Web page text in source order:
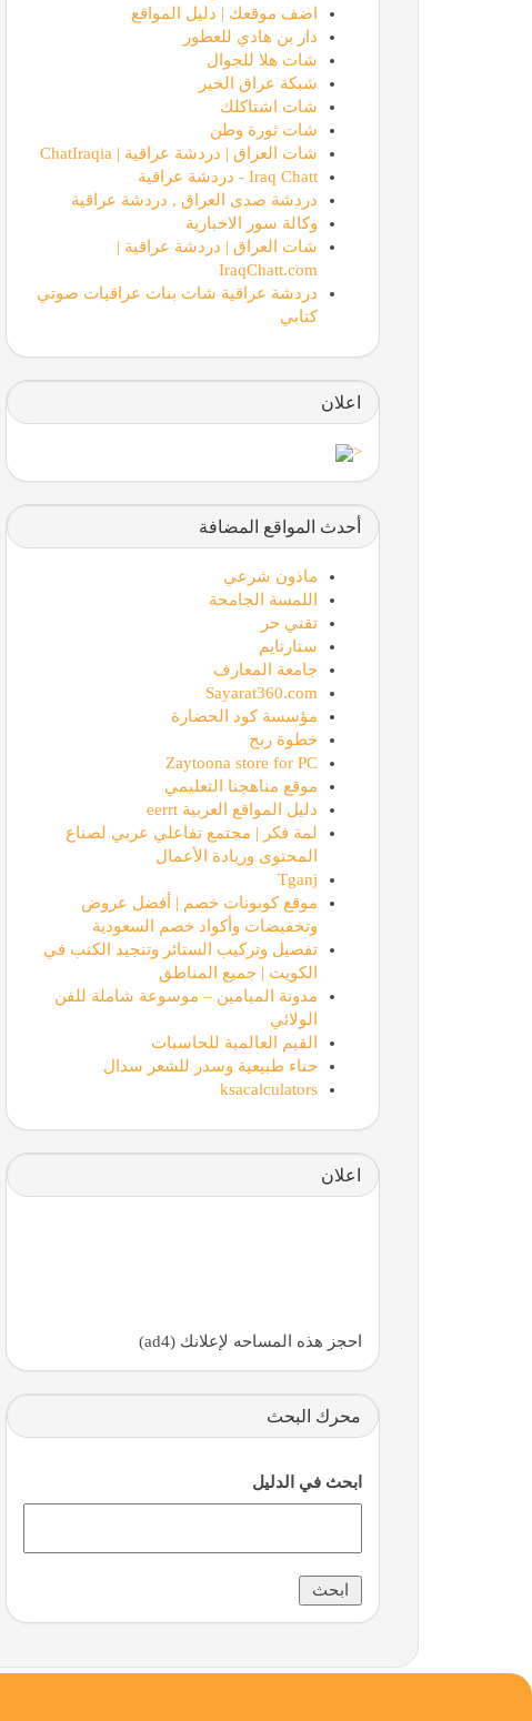
اضف موقعك | دليل المواقع
دار بن هادي للعطور
شات هلا للجوال
شبكة عراق الخير
شات اشتاكلك
شات ثورة وطن
شات العراق | دردشة عراقية | ChatIraqia
Iraq Chatt - دردشة عراقية
دردشة صدى العراق , دردشة عراقية
وكالة سور الاخبارية
شات العراق | دردشة عراقية |
IraqChatt.com
دردشة عراقية شات بنات عراقيات صوتي
كتابي
اعلان
<
أحدث المواقع المضافة
ماذون شرعي
اللمسة الجامحة
تقني حر
ستارتايم
جامعة المعارف
Sayarat360.com
مؤسسة كود الحضارة
خطوة ربح
Zaytoona store for PC
موقع مناهجنا التعليمي
دليل المواقع العربية eerrt
لمة فكر | مجتمع تفاعلي عربي لصناع
المحتوى وريادة الأعمال
Tganj
موقع كوبونات خصم | أفضل عروض
وتخفيضات وأكواد خصم السعودية
تفصيل وتركيب الستائر وتنجيد الكنب في
الكويت | جميع المناطق
مدونة الميامين – موسوعة شاملة للفن
الولائي
القيم العالمية للحاسبات
حناء طبيعية وسدر للشعر سدال
ksacalculators
اعلان
احجز هذه المساحه لإعلانك (ad4)
محرك البحث
ابحث في الدليل